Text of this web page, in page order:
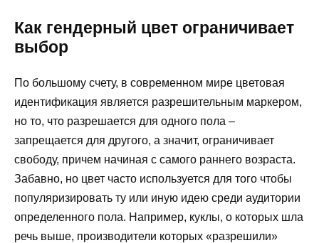
Как гендерный цвет ограничивает
выбор
По большому счету, в современном мире цветовая
идентификация является разрешительным маркером,
но то, что разрешается для одного пола –
запрещается для другого, а значит, ограничивает
свободу, причем начиная с самого раннего возраста.
Забавно, но цвет часто используется для того чтобы
популяризировать ту или иную идею среди аудитории
определенного пола. Например, куклы, о которых шла
речь выше, производители которых «разрешили»